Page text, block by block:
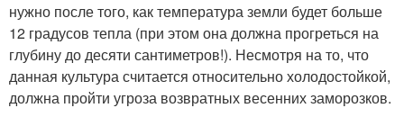
нужно после того, как температура земли будет больше
12 градусов тепла (при этом она должна прогреться на
глубину до десяти сантиметров!). Несмотря на то, что
данная культура считается относительно холодостойкой,
должна пройти угроза возвратных весенних заморозков.